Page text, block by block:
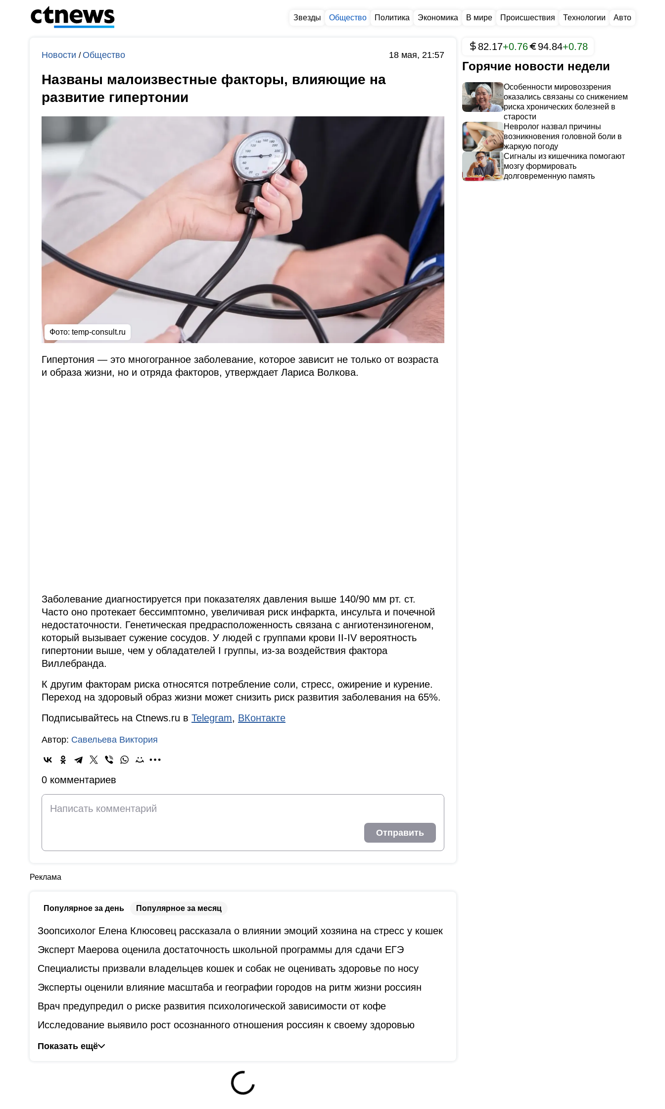
Звезды Общество Политика Экономика В мире Происшествия Технологии Авто
Новости /Общество 18 мая, 21:57
Названы малоизвестные факторы, влияющие на
развитие гипертонии
Фото: temp-consult.ru
Гипертония — это многогранное заболевание, которое зависит не только от возраста
и образа жизни, но и отряда факторов, утверждает Лариса Волкова.
Заболевание диагностируется при показателях давления выше 140/90 мм рт. ст.
Часто оно протекает бессимптомно, увеличивая риск инфаркта, инсульта и почечной
недостаточности. Генетическая предрасположенность связана с ангиотензиногеном,
который вызывает сужение сосудов. У людей с группами крови II-IV вероятность
гипертонии выше, чем у обладателей I группы, из-за воздействия фактора
Виллебранда.
К другим факторам риска относятся потребление соли, стресс, ожирение и курение.
Переход на здоровый образ жизни может снизить риск развития заболевания на 65%.
Подписывайтесь на Ctnews.ru в Telegram, ВКонтакте
Автор: Савельева Виктория
0 комментариев
Отправить
Реклама
Популярное за день Популярное за месяц
Зоопсихолог Елена Клюсовец рассказала о влиянии эмоций хозяина на стресс у кошек
Эксперт Маерова оценила достаточность школьной программы для сдачи ЕГЭ
Специалисты призвали владельцев кошек и собак не оценивать здоровье по носу
Эксперты оценили влияние масштаба и географии городов на ритм жизни россиян
Врач предупредил о риске развития психологической зависимости от кофе
Исследование выявило рост осознанного отношения россиян к своему здоровью
Показать ещё
82.17+0.76 94.84+0.78
Горячие новости недели
Особенности мировоззрения
оказались связаны со снижением
риска хронических болезней в
старости
Невролог назвал причины
возникновения головной боли в
жаркую погоду
Сигналы из кишечника помогают
мозгу формировать
долговременную память